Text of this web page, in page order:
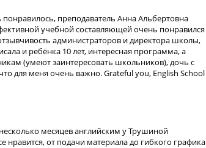
преподаватель Анна Альбертовна
учебной составляющей очень понравился
администраторов и директора школы,
и ребёнка 10 лет, интересная программа, а
(умеют заинтересовать школьников), дочь с
для меня очень важно. Grateful you, English School
месяцев английским у Трушиной
нравится, от подачи материала до гибкого графика